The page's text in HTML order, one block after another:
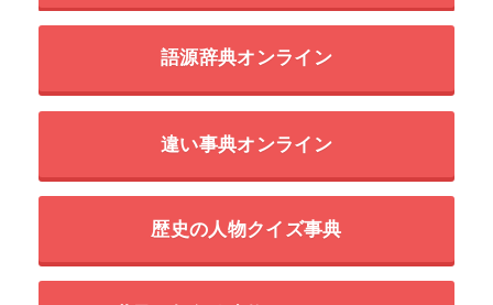
語源辞典オンライン
違い事典オンライン
歴史の人物クイズ事典